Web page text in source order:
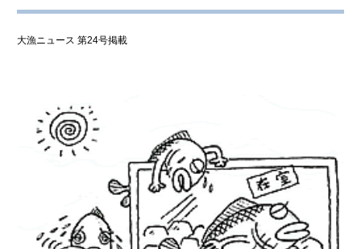
釣り漁
篭壺漁・採貝藻
ヤマハ設計室だより
大漁ニュース 第24号掲載